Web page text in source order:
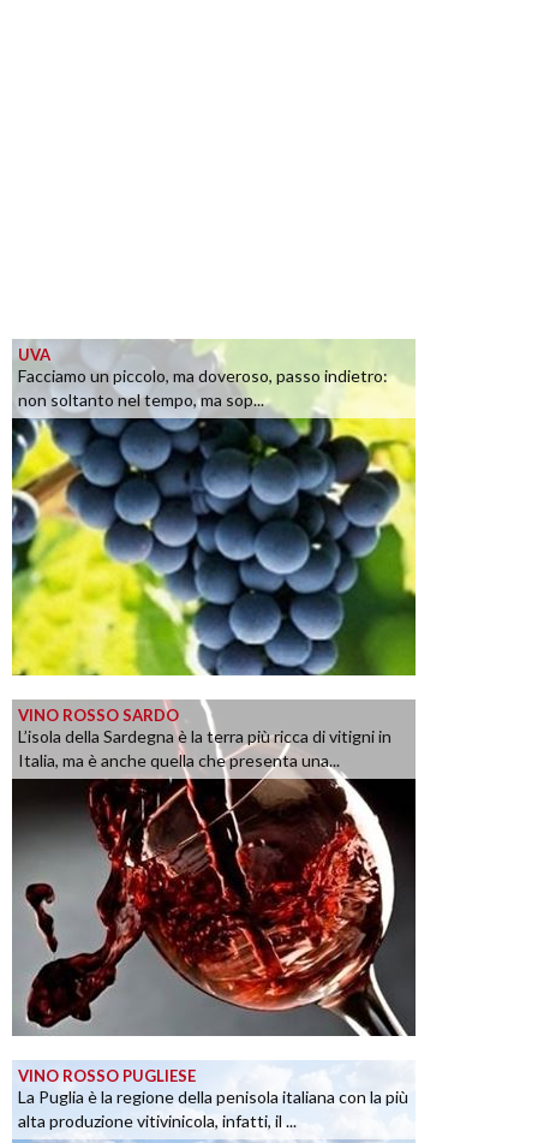
UVA
Facciamo un piccolo, ma doveroso, passo indietro:
non soltanto nel tempo, ma sop...
VINO ROSSO SARDO
L’isola della Sardegna è la terra più ricca di vitigni in
Italia, ma è anche quella che presenta una...
VINO ROSSO PUGLIESE
La Puglia è la regione della penisola italiana con la più
alta produzione vitivinicola, infatti, il ...